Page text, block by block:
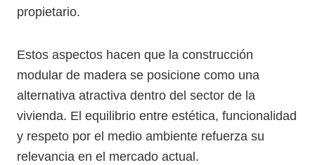
propietario.
Estos aspectos hacen que la construcción
modular de madera se posicione como una
alternativa atractiva dentro del sector de la
vivienda. El equilibrio entre estética, funcionalidad
y respeto por el medio ambiente refuerza su
relevancia en el mercado actual.